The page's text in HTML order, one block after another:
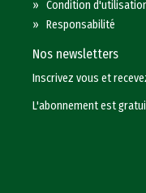
»Condition
»Responsabilité
Nos newsletters
Inscrivez vous et
L'abonnement est